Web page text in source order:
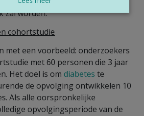
zal worden.
cohortstudie
met een voorbeeld: onderzoekers
met 60 personen die 3 jaar
Het doel is om diabetes te
de opvolging ontwikkelen 10
Als alle oorspronkelijke
opvolgingsperiode van de